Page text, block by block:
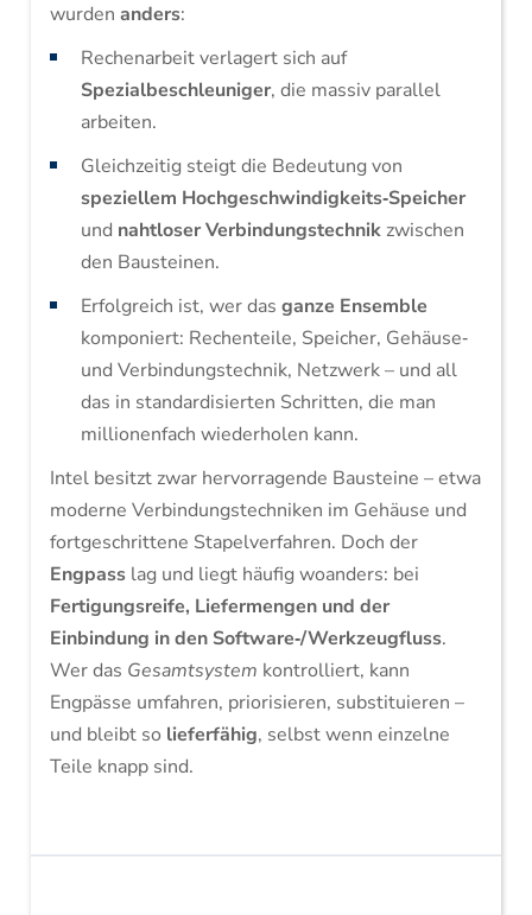
wurden anders:
Rechenarbeit verlagert sich auf
Spezialbeschleuniger, die massiv parallel
arbeiten.
Gleichzeitig steigt die Bedeutung von
speziellem Hochgeschwindigkeits‑Speicher
und nahtloser Verbindungstechnikzwischen
den Bausteinen.
Erfolgreich ist, wer das ganze Ensemble
komponiert: Rechenteile, Speicher, Gehäuse‑
und Verbindungstechnik, Netzwerk – und all
das in standardisierten Schritten, die man
millionenfach wiederholen kann.
Intel besitzt zwar hervorragende Bausteine – etwa
moderne Verbindungstechniken im Gehäuse und
fortgeschrittene Stapelverfahren. Doch der
Engpasslag und liegt häufig woanders: bei
Fertigungsreife, Liefermengen und der
Einbindung in den Software‑/Werkzeugfluss.
Wer das Gesamtsystem kontrolliert, kann
Engpässe umfahren, priorisieren, substituieren –
und bleibt so lieferfähig, selbst wenn einzelne
Teile knapp sind.